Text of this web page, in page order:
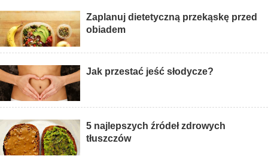
Zaplanuj dietetyczną przekąskę przed
obiadem
Jak przestać jeść słodycze?
5 najlepszych źródeł zdrowych
tłuszczów